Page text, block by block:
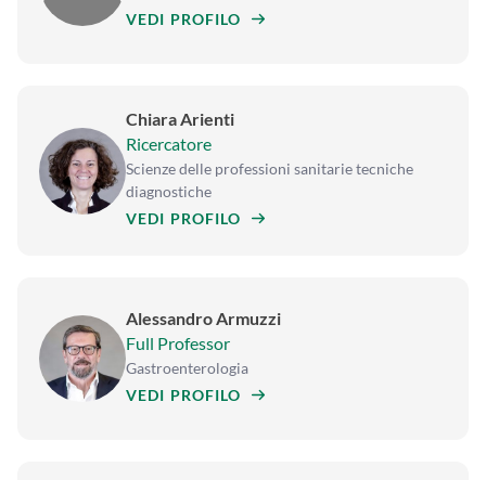
VEDI PROFILO
Chiara Arienti
Ricercatore
Scienze delle professioni sanitarie tecniche
diagnostiche
VEDI PROFILO
Alessandro Armuzzi
Full Professor
Gastroenterologia
VEDI PROFILO